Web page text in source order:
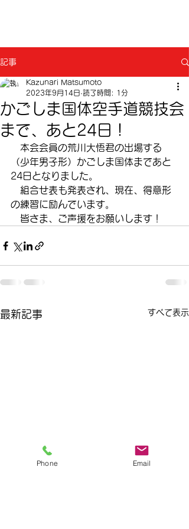
記事
かごしま国体空手道競技会
まで、あと24日！
Kazunari Matsumoto
2023年9月14日 読了時間: 1分
本会会員の荒川大悟君の出場する
（少年男子形）かごしま国体まであと
24日となりました。
組合せ表も発表され、現在、得意形
の練習に励んでいます。
皆さま、ご声援をお願いします！
最新記事 すべて表示
Phone Email